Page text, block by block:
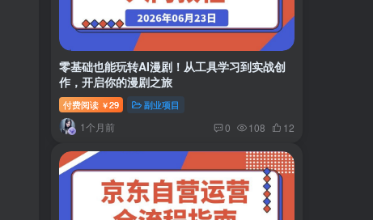
零基础也能玩转AI漫剧！从工具学习到实战创
作，开启你的漫剧之旅
付费阅读 ￥29 副业项目
1个月前 0 108 12